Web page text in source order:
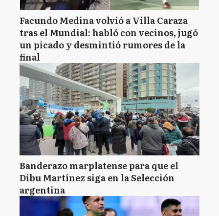
Facundo Medina volvió a Villa Caraza
tras el Mundial: habló con vecinos, jugó
un picado y desmintió rumores de la
final
Banderazo marplatense para que el
Dibu Martínez siga en la Selección
argentina